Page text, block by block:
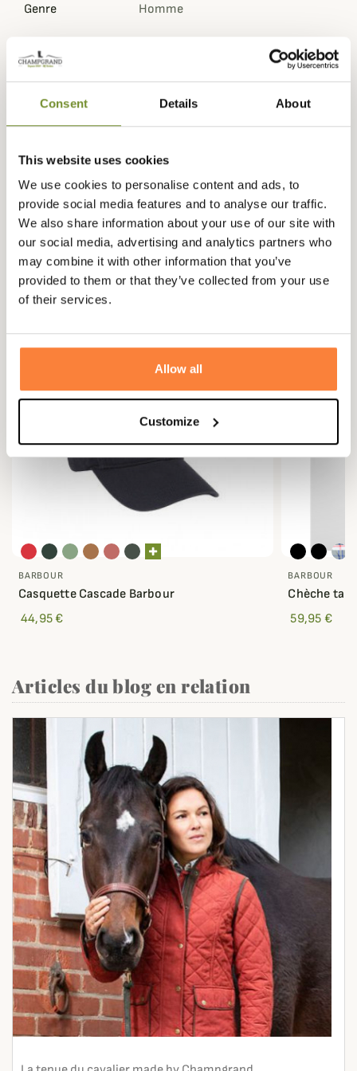
Consent Details About
This website uses cookies
We use cookies to personalise content and ads, to
provide social media features and to analyse our traffic.
We also share information about your use of our site with
our social media, advertising and analytics partners who
may combine it with other information that you’ve
provided to them or that they’ve collected from your use
of their services.
Allow all
Customize
Genre Homme
Questions (FAQs)
Poser une question
Vous aimerez aussi
BARBOUR
Casquette Cascade Barbour
44,95 €
BARBOUR
Chèche
59,95 €
Articles du blog en relation